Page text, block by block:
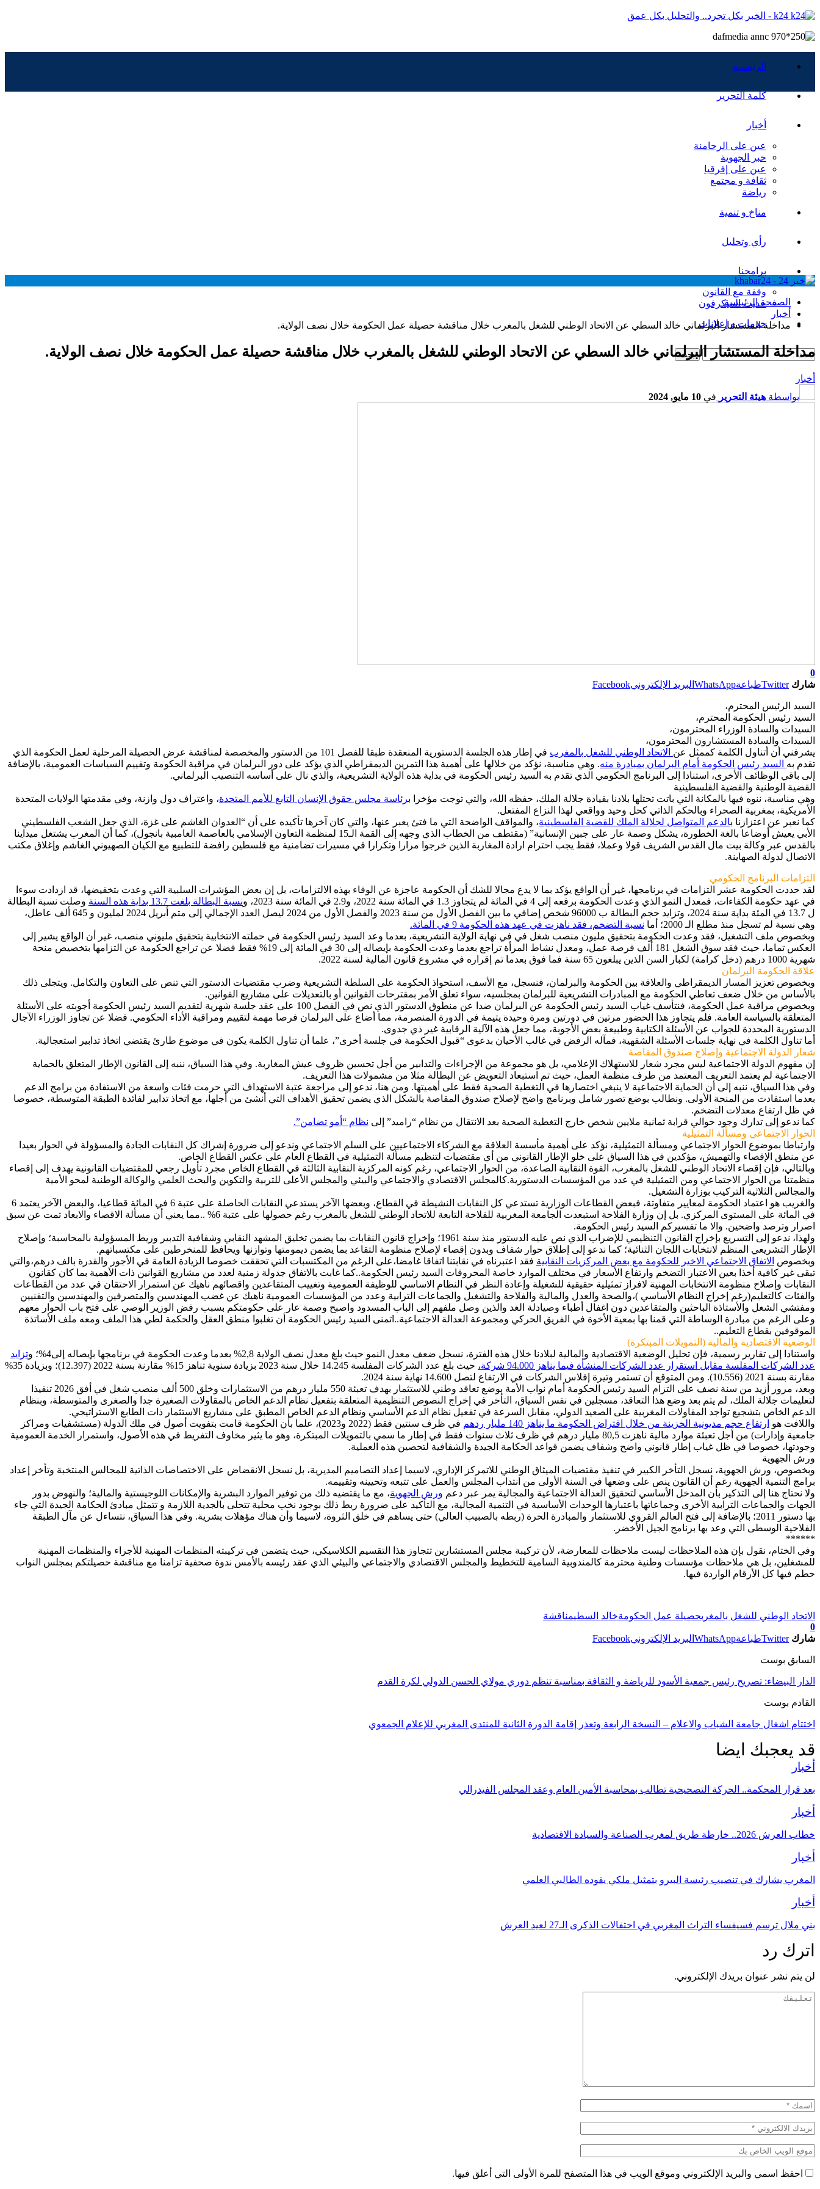
k24 - الخبر بكل تجرد.. والتحليل بكل عمق
الرئيسية
كلمة التحرير
أخبار
عين على الرحامنة
خبر الجهوية
عين على إفرقيا
ثقافة و مجتمع
رياضة
مناخ و تنمية
رأي وتحليل
برامجنا
وقفة مع القانون
حديث الميكرفون
خدمات و إعلانات
الصفحة الرئيسية
أخبار
مداخلة المستشار البرلماني خالد السطي عن الاتحاد الوطني للشغل بالمغرب خلال مناقشة حصيلة عمل الحكومة خلال نصف الولاية.
مداخلة المستشار البرلماني خالد السطي عن الاتحاد الوطني للشغل بالمغرب خلال مناقشة حصيلة عمل الحكومة خلال نصف الولاية.
أخبار
بواسطة هيئة التحرير في 10 مايو, 2024
0
شارك TwitterطباعةWhatsApp البريد الإلكترونيFacebook
السيد الرئيس المحترم،
السيد رئيس الحكومة المحترم،
السيدات والسادة الوزراء المحترمون،
السيدات والسادة المستشارون المحترمون،
يشرفني أن أتناول الكلمة كممثل عن الاتحاد الوطني للشغل بالمغرب
في إطار هذه الجلسة الدستورية المنعقدة طبقا للفصل 101 من الدستور والمخصصة لمناقشة عرض الحصيلة المرحلية لعمل الحكومة الذي
تقدم به السيد رئيس الحكومة أمام البرلمان بمبادرة منه. وهي مناسبة، نؤكد من خلالها على أهمية هذا التمرين الديمقراطي الذي يؤكد على دور البرلمان في مراقبة الحكومة وتقييم السياسات العمومية، بالإضافة
إلى باقي الوظائف الأخرى، استنادا إلى البرنامج الحكومي الذي تقدم به السيد رئيس الحكومة في بداية هذه الولاية التشريعية، والذي نال على أساسه التنصيب البرلماني.
القضية الوطنية والقضية الفلسطينية
وهي مناسبة، ننوه فيها بالمكانة التي باتت تحتلها بلادنا بقيادة جلالة الملك، حفظه الله، والتي توجت مؤخرا برئاسة مجلس حقوق الإنسان التابع للأمم المتحدة، واعتراف دول وازنة، وفي مقدمتها الولايات المتحدة
الأمريكية، بمغربية الصحراء وبالحكم الذاتي كحل وحيد وواقعي لهذا النزاع المفتعل.
كما نعبر عن اعتزازنا بالدعم المتواصل لجلالة الملك للقضية الفلسطينية، والمواقف الواضحة التي ما فتئ يعبر عنها، والتي كان آخرها تأكيده على أن “العدوان الغاشم على غزة، الذي جعل الشعب الفلسطيني
الأبي يعيش أوضاعا بالغة الخطورة، يشكل وصمة عار على جبين الإنسانية” (مقتطف من الخطاب الذي وجهه إلى القمة الـ15 لمنظمة التعاون الإسلامي بالعاصمة الغامبية بانجول)، كما أن المغرب يشتغل ميداينا
بالقدس عبر وكالة بيت مال القدس الشريف قولا وعملا، فقط يجب احترام ارادة المغاربة الذين خرجوا مرارا وتكرارا في مسيرات تضامنية مع فلسطين رافضة للتطبيع مع الكيان الصهيوني الغاشم وإغلاق مكتب
الاتصال لدولة الصهاينة.
التزامات البرنامج الحكومي
لقد حددت الحكومة عشر التزامات في برنامجها، غير أن الواقع يؤكد بما لا يدع مجالا للشك أن الحكومة عاجزة عن الوفاء بهذه الالتزامات، بل إن بعض المؤشرات السلبية التي وعدت بتخفيضها، قد ازدادت سوءا
في عهد حكومة الكفاءات، فمعدل النمو الذي وعدت الحكومة برفعه إلى 4 في المائة لم يتجاوز 1.3 في المائة سنة 2022، و2.9 في المائة سنة 2023، و
نسبة البطالة بلغت 13.7 بداية هذه السنة
وصلت نسبة البطالة
ل 13.7 في المئة بداية سنة 2024، وتزايد حجم البطالة ب 96000 شخص إضافي ما بين الفصل الأول من سنة 2023 والفصل الأول من 2024 ليصل العدد الإجمالي إلى متم أبريل 2024 لمليون و 645 ألف عاطل،
وهي نسبة لم تسجل منذ مطلع الـ 2000؛ أما
نسبة التضخم، فقد ناهزت في عهد هذه الحكومة 9 في المائة.
وبخصوص ملف التشغيل، فقد وعدت الحكومة بتحقيق مليون منصب شغل في في نهاية الولاية التشريعية، بعدما وعد السيد رئيس الحكومة في حملته الانتخابية بتحقيق مليوني منصب، غير أن الواقع يشير إلى
العكس تماما، حيث فقد سوق الشغل 181 ألف فرصة عمل، ومعدل نشاط المرأة تراجع بعدما وعدت الحكومة بإيصاله إلى 30 في المائة إلى 19% فقط فضلا عن تراجع الحكومة عن التزامها بتخصيص منحة
شهرية 1000 درهم (دخل كرامة) لكبار السن الذين يبلغون 65 سنة فما فوق بعدما تم إقراره في مشروع قانون المالية لسنة 2022.
علاقة الحكومة البرلمان
وبخصوص تعزيز المسار الديمقراطي والعلاقة بين الحكومة والبرلمان، فنسجل، مع الأسف، استحواذ الحكومة على السلطة التشريعية وضرب مقتضيات الدستور التي تنص على التعاون والتكامل. ويتجلى ذلك
بالأساس من خلال ضعف تعاطي الحكومة مع المبادرات التشريعية للبرلمان بمجلسيه، سواء تعلق الأمر بمقترحات القوانين أو بالتعديلات على مشاريع القوانين.
وبخصوص مراقبة عمل الحكومة، فنتأسف غياب السيد رئيس الحكومة عن البرلمان ضدا عن منطوق الدستور الذي نص في الفصل 100 على عقد جلسة شهرية لتقديم السيد رئيس الحكومة أجوبته على الأسئلة
المتعلقة بالسياسة العامة. فلم يتجاوز هذا الحضور مرتين في دورتين ومرة وحيدة يتيمة في الدورة المنصرمة، مما أضاع على البرلمان فرصا مهمة لتقييم ومراقبة الأداء الحكومي. فضلا عن تجاوز الوزراء الآجال
الدستورية المحددة للجواب عن الأسئلة الكتابية وطبيعة بعض الأجوبة، مما جعل هذه الآلية الرقابية غير ذي جدوى.
أما تناول الكلمة في نهاية جلسات الأسئلة الشفهية، فمآله الرفض في غالب الأحيان بدعوى “قبول الحكومة في جلسة أخرى”، علما أن تناول الكلمة يكون في موضوع طارئ يقتضي اتخاذ تدابير استعجالية.
شعار الدولة الاجتماعية وإصلاح صندوق المقاصة
إن مفهوم الدولة الاجتماعية ليس مجرد شعار للاستهلاك الإعلامي، بل هو مجموعة من الإجراءات والتدابير من أجل تحسين ظروف عيش المغاربة. وفي هذا السياق، ننبه إلى القانون الإطار المتعلق بالحماية
الاجتماعية لم يعتمد التعريف المعتمد من طرف منظمة العمل، حيث تم استبعاد التعويض عن البطالة مثلا من مشمولات هذا التعريف.
وفي هذا السياق، ننبه إلى أن الحماية الاجتماعية لا ينبغي اختصارها في التغطية الصحية فقط على أهميتها. ومن هنا، ندعو إلى مراجعة عتبة الاستهداف التي حرمت فئات واسعة من الاستفادة من برامج الدعم
بعدما استفادت من المنحة الأولى. ونطالب بوضع تصور شامل وبرنامج واضح لإصلاح صندوق المقاصة بالشكل الذي يضمن تحقيق الأهداف التي أنشئ من أجلها، مع اتخاذ تدابير لفائدة الطبقة المتوسطة، خصوصا
في ظل ارتفاع معدلات التضخم.
كما ندعو إلى تدارك وجود حوالي قرابة ثمانية ملايين شخص خارج التغطية الصحية بعد الانتقال من نظام “راميد” إلى نظام “أمو تضامن”.
الحوار الاجتماعي ومسألة التمثيلية
وارتباطا بموضوع الحوار الاجتماعي ومسألة التمثيلية، نؤكد على أهمية مأسسة العلاقة مع الشركاء الاجتماعيين على السلم الاجتماعي وندعو إلى ضرورة إشراك كل النقابات الجادة والمسؤولة في الحوار بعيدا
عن منطق الإقصاء والتهميش، مؤكدين في هذا السياق على خلو الإطار القانوني من أي مقتضيات لتنظيم مسألة التمثيلية في القطاع العام على عكس القطاع الخاص.
وبالتالي، فإن إقصاء الاتحاد الوطني للشغل بالمغرب، القوة النقابية الصاعدة، من الحوار الاجتماعي، رغم كونه المركزية النقابية الثالثة في القطاع الخاص مجرد تأويل رجعي للمقتضيات القانونية يهدف إلى إقصاء
منظمتنا من الحوار الاجتماعي ومن التمثيلية في عدد من المؤسسات الدستورية.كالمجلس الاقتصادي والاجتماعي والبيئي والمجلس الأعلى للتربية والتكوين والبحث العلمي والوكالة الوطنية لمحو الأمية
والمجالس الثلاثية التركيب بوزارة التشغيل.
والغريب هو اعتماد الحكومة لمعايير متفاوتة، فبعض القطاعات الوزارية تستدعي كل النقابات النشيطة في القطاع، وبعضها الآخر يستدعي النقابات الحاصلة على عتبة 6 في المائة قطاعيا، والبعض الآخر يعتمد 6
في المائة على المستوى المركزي. بل إن وزارة الفلاحة استبعدت الجامعة المغربية للفلاحة التابعة للاتحاد الوطني للشغل بالمغرب رغم حصولها على عتبة 6% ..مما يعني أن مسألة الاقصاء والابعاد تمت عن سبق
اصرار وترصد واضحين. والا ما تفسيركم السيد رئيس الحكومة.
ولهذا، ندعو إلى التسريع بإخراج القانون التنظيمي للإضراب الذي نص عليه الدستور منذ سنة 1961؛ وإخراج قانون النقابات بما يضمن تخليق المشهد النقابي وشفافية التدبير وريط المسؤولية بالمحاسبة؛ وإصلاح
الإطار التشريعي المنظم لانتخابات اللجان الثنائية؛ كما ندعو إلى إطلاق حوار شفاف وبدون إقصاء لإصلاح منظومة التقاعد بما يضمن ديمومتها وتوازنها ويحافظ للمنخرطين على مكتسباتهم.
وبخصوص الاتفاق الاجتماعي الاخير للحكومة مع بعض المركزيات النقابية فقد اعتبرناه في نقابتنا اتفاقا غامضا،على الرغم من المكتسبات التي تحققت خصوصا الزيادة العامة في الأجور والقدرة بالف درهم،والتي
تبقى غير كافية أخذا بعين الاعتبار التضخم وارتفاع الأسعار في مختلف الموارد خاصة المحروقات السيد رئيس الحكومة..كما غابت بالاتفاق جدولة زمنية لعدد من مشاريع القوانين ذات الأهمية بما كان كقانون
النقابات وإصلاح منظومة الانتخابات المهنية لافراز تمثيلية حقيقية للشغيلة وإعادة النظر في النظام الاساسي للوظيفة العمومية وتغييب المتقاعدين واقصائهم ناهيك عن استمرار الاحتقان في عدد من القطاعات
والفئات كالتعليم(رغم إخراج النظام الأساسي )،والصحة والعدل والمالية والفلاحة والتشغيل والجماعات الترابية وعدد من المؤسسات العمومية ناهيك عن غضب المهندسين والمتصرفين والمهندسين والتقنيين
ومفتشي الشغل والأستاذة الباحثين والمتقاعدين دون اغفال أطباء وصيادلة الغد والذين وصل ملفهم إلى الباب المسدود واصبح وصمة عار على حكومتكم بسبب رفض الوزير الوصي على فتح باب الحوار معهم
وعلى الرغم من مبادرة الوساطة التي قمنا بها بمعية الأخوة في الفريق الحركي ومجموعة العدالة الاجتماعية..اتمنى السيد رئيس الحكومة أن تغلبوا منطق العقل والحكمة لطي هذا الملف ومعه ملف الأساتذة
الموقوفين بقطاع التعليم..
الوضعية الاقتصادية والمالية (التمويلات المبتكرة)
واستنادا إلى تقارير رسمية، فإن تحليل الوضعية الاقتصادية والمالية لبلادنا خلال هذه الفترة، نسجل ضعف معدل النمو حيث بلغ معدل نصف الولاية 2,8% بعدما وعدت الحكومة في برنامجها بإيصاله إلى4%؛ و
تزايد
عدد الشركات المفلسة مقابل استقرار عدد الشركات المنشأة فيما يناهز 94.000 شركة،
حيث بلغ عدد الشركات المفلسة 14.245 خلال سنة 2023 بزيادة سنوية تناهز 15% مقارنة بسنة 2022 (12.397)؛ وبزيادة 35%
مقارنة بسنة 2021 (10.556). ومن المتوقع أن تستمر وتيرة إفلاس الشركات في الارتفاع لتصل 14.600 نهاية سنة 2024.
وبعد، مرور أزيد من سنة نصف على التزام السيد رئيس الحكومة أمام نواب الأمة بوضع تعاقد وطني للاستثمار بهدف تعبئة 550 مليار درهم من الاستثمارات وخلق 500 ألف منصب شغل في أفق 2026 تنفيذا
لتعليمات جلالة الملك، لم يتم بعد وضع هذا التعاقد، مسجلين في نفس السياق، التأخر في إخراج النصوص التنظيمية المتعلقة بتفعيل نظام الدعم الخاص بالمقاولات الصغيرة جدا والصغرى والمتوسطة، وبنظام
الدعم الخاص بتشجيع تواجد المقاولات المغربية على الصعيد الدولي، مقابل السرعة في تفعيل نظام الدعم الأساسي ونظام الدعم الخاص المطبق على مشاريع الاستثمار ذات الطابع الاستراتيجي.
واللافت هو ارتفاع حجم مديونية الخزينة من خلال اقتراض الحكومة ما يناهز 140 مليار ردهم
في ظرف سنتين فقط (2022 و2023)، علما بأن الحكومة قامت بتفويت أصول في ملك الدولة (مستشفيات ومراكز
جامعية وإدارات) من أجل تعبئة موارد مالية ناهزت 80,5 مليار درهم في ظرف ثلاث سنوات فقط في إطار ما سمي بالتمويلات المبتكرة، وهو ما يثير مخاوف التفريط في هذه الأصول، واستمرار الخدمة العمومية
وجودتها، خصوصا في ظل غياب إطار قانوني واضح وشفاف يضمن قواعد الحكامة الجيدة والشفافية لتحصين هذه العملية.
ورش الجهوية
وبخصوص، ورش الجهوية، نسجل التأخر الكبير في تنفيذ مقتضيات الميثاق الوطني للاتمركز الإداري، لاسيما إعداد التصاميم المديرية، بل نسجل الانقضاض على الاختصاصات الذاتية للمجالس المنتخبة وتأخر إعداد
برامج التنمية الجهوية رغم أن القانون ينص على وضعها في السنة الأولى من انتداب المجلس والعمل على تتبعه وتحيينه وتقييمه.
ولا نحتاج هنا إلى التذكير بأن المدخل الأساسي لتحقيق العدالة الاجتماعية والمجالية يمر عبر دعم ورش الجهوية، مع ما يقتضيه ذلك من توفير الموارد البشرية والإمكانات اللوجيستية والمالية؛ والنهوض بدور
الجهات والجماعات الترابية الأخرى وجماعاتها باعتبارها الوحدات الأساسية في التنمية المجالية، مع التأكيد على ضرورة ربط ذلك بوجود نخب محلية تتحلى بالجدية اللازمة و تتمثل مبادئ الحكامة الجيدة التي جاء
بها دستور 2011؛ بالإضافة إلى فتح العالم القروي للاستثمار والمبادرة الحرة (ربطه بالصبيب العالي) حتى يساهم في خلق الثروة، لاسيما وأن هناك مؤهلات بشرية. وفي هذا السياق، نتساءل عن مآل الطبقة
الفلاحية الوسطى التي وعد بها برنامج الجيل الأخضر.
******
وفي الختام، نقول بإن هذه الملاحظات ليست ملاحظات للمعارضة، لأن تركيبة مجلس المستشارين تتجاوز هذا التقسيم الكلاسيكي، حيث يتضمن في تركيبته المنظمات المهنية للأجراء والمنظمات المهنية
للمشغلين، بل هي ملاحظات مؤسسات وطنية محترمة كالمندوبية السامية للتخطيط والمجلس الاقتصادي والاجتماعي والبيئي الذي عقد رئيسه بالأمس ندوة صحفية تزامنا مع مناقشة حصيلتكم بمجلس النواب
حطم فيها كل الأرقام الواردة فيها.
الاتحاد الوطني للشغل بالمغربحصيلة عمل الحكومةخالد السطيمناقشة
0
شارك TwitterطباعةWhatsApp البريد الإلكترونيFacebook
السابق بوست
الدار البيضاء: تصريح رئيس جمعية الأسود للرياضة و الثقافة بمناسبة تنظم دوري مولاي الحسن الدولي لكرة القدم
القادم بوست
اختتام اشغال جامعة الشباب والاعلام – النسخة الرابعة وتعذر إقامة الدورة الثانية للمنتدى المغربي للإعلام الجمعوي
قد يعجبك ايضا
أخبار
بعد قرار المحكمة.. الحركة التصحيحية تطالب بمحاسبة الأمين العام وعقد المجلس الفيدرالي
أخبار
خطاب العرش 2026.. خارطة طريق لمغرب الصناعة والسيادة الاقتصادية
أخبار
المغرب يشارك في تنصيب رئيسة البيرو بتمثيل ملكي يقوده الطالبي العلمي
أخبار
بني ملال ترسم فسيفساء التراث المغربي في احتفالات الذكرى الـ27 لعيد العرش
اترك رد
لن يتم نشر عنوان بريدك الإلكتروني.
احفظ اسمي والبريد الإلكتروني وموقع الويب في هذا المتصفح للمرة الأولى التي أعلق فيها.